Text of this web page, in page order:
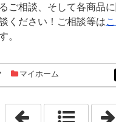
ご相談、そして各商品
ください！ご相談等は
。
マイホーム
「2022年3月 5日」